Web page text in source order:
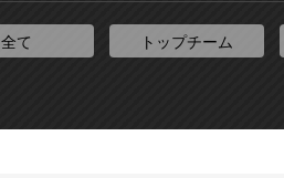
全て トップチーム